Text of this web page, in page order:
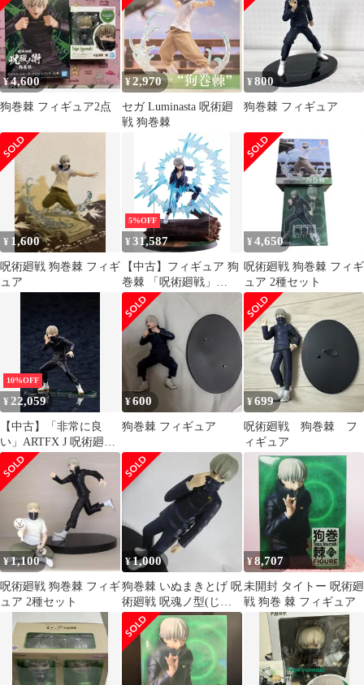
eStream/アルファサテラ
イト
¥4,600
狗巻棘 フィギュア2点
¥2,970
セガ Luminasta 呪術廻
戦 狗巻棘
¥800
狗巻棘 フィギュア
¥ 1,600
呪術廻戦 狗巻棘 フィギ
ュア
5%OFF
¥31,587
【中古】フィギュア 狗
巻棘 「呪術廻戦」
SHIBUYA SCRAMBLE
FIGURE 1/7 PVC製塗装
済み完成品
¥ 4,650
呪術廻戦 狗巻棘 フィギ
ュア 2種セット
10%OFF
¥ 22,059
【中古】「非常に良
い」ARTFX J 呪術廻戦
狗巻 棘 1/8スケール
PVC製 塗装済み完成品
フィギュア PV050
¥600
狗巻棘 フィギュア
¥699
呪術廻戦 狗巻棘 フ
ィギュア
¥1,100
呪術廻戦 狗巻棘 フィギ
ュア 2種セット
¥1,000
狗巻棘 いぬまきとげ 呪
術廻戦 呪魂ノ型(じゅ
こんのかた) フィギュ
ア
¥8,707
未開封 タイトー 呪術廻
戦 狗巻 棘 フィギュア